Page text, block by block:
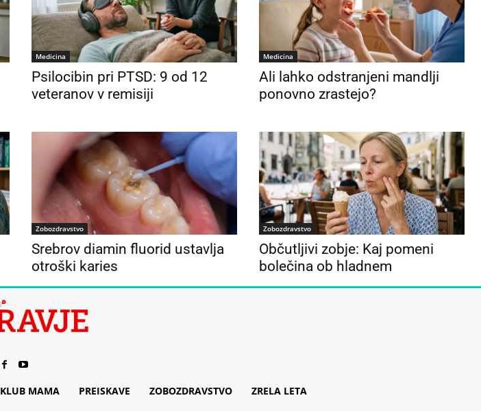
Medicina
Psilocibin pri PTSD: 9 od 12
veteranov v remisiji
Medicina
Ali lahko odstranjeni mandlji
ponovno zrastejo?
Zobozdravstvo
Srebrov diamin fluorid ustavlja
otroški karies
Zobozdravstvo
Občutljivi zobje: Kaj pomeni
bolečina ob hladnem
KLUB MAMA PREISKAVE ZOBOZDRAVSTVO ZRELA LETA